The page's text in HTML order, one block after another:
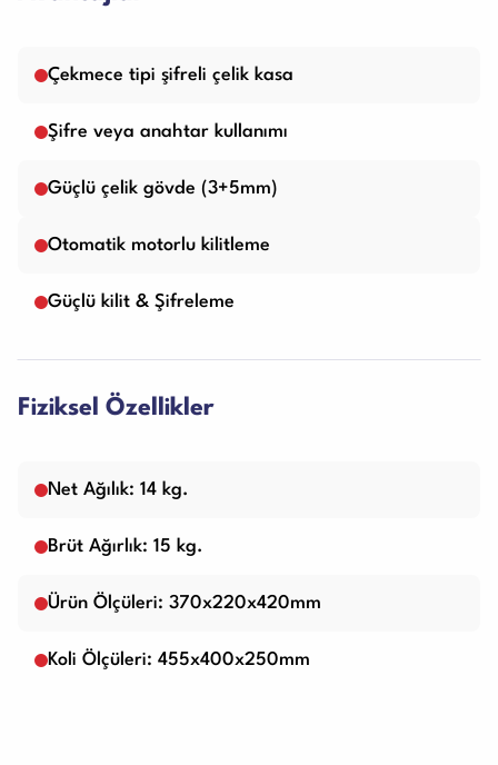
Çekmece tipi şifreli çelik kasa
Şifre veya anahtar kullanımı
Güçlü çelik gövde (3+5mm)
Otomatik motorlu kilitleme
Güçlü kilit & Şifreleme
Fiziksel Özellikler
Net Ağılık: 14 kg.
Brüt Ağırlık: 15 kg.
Ürün Ölçüleri: 370x220x420mm
Koli Ölçüleri: 455x400x250mm